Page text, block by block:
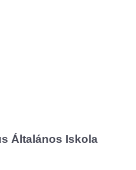
Általános Iskola